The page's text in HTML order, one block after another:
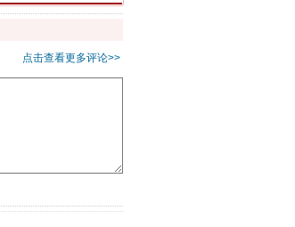
墅”
点击查看更多评论>>